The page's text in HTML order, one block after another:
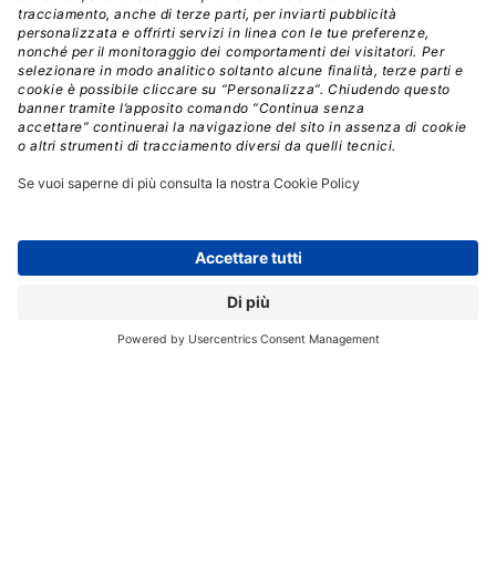
ricevere risposte basate sia sui dati strutturati del CRM,
sia su quelli non strutturati delle conversazioni. Questi
agenti possono inoltre fornire aggiornamenti sullo
stato di opportunità e casi,consigliare azioni
successive, redigere email e piani e condividere
includono soluzioni da partner come Adobe Express
per la creazione di contenuti brandizzati,Amazon Q
Business per rispondere a domande e completare
, Claude di Anthropic per l’analisi e la sintesi di